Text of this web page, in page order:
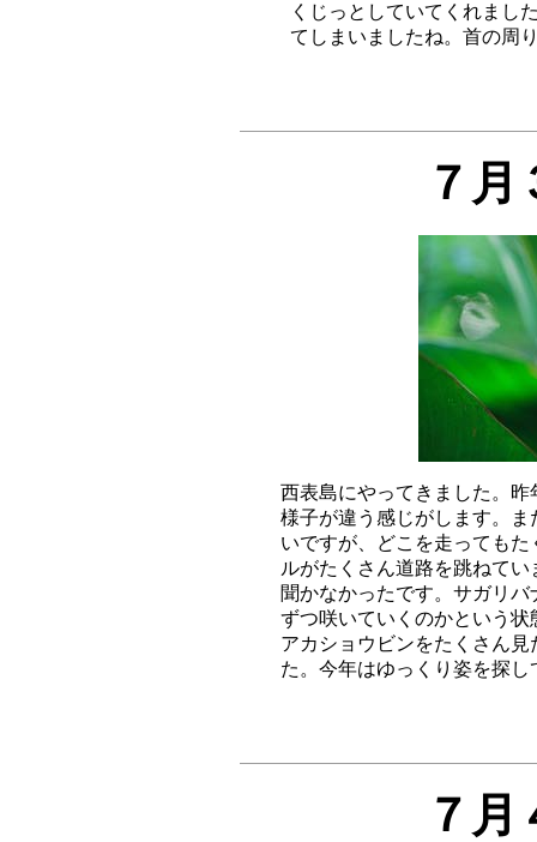
くじっとしていてくれまし
７
西表島にやってきました。
様子が違う感じがします。
いですが、どこを走っても
ルがたくさん道路を跳ねて
聞かなかったです。サガリ
ずつ咲いていくのかという
アカショウビンをたくさん
７